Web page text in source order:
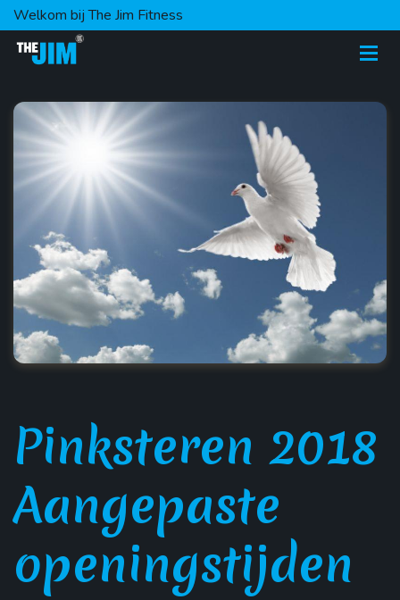
Welkom bij The Jim Fitness
Pinksteren 2018
Aangepaste
openingstijden